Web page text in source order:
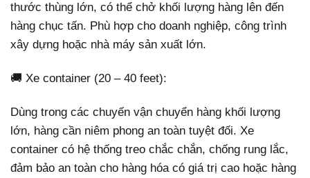
thước thùng lớn, có thể chở khối lượng hàng lên đến
hàng chục tấn. Phù hợp cho doanh nghiệp, công trình
xây dựng hoặc nhà máy sản xuất lớn.
🚚 Xe container (20 – 40 feet):
Dùng trong các chuyến vận chuyển hàng khối lượng
lớn, hàng cần niêm phong an toàn tuyệt đối. Xe
container có hệ thống treo chắc chắn, chống rung lắc,
đảm bảo an toàn cho hàng hóa có giá trị cao hoặc hàng